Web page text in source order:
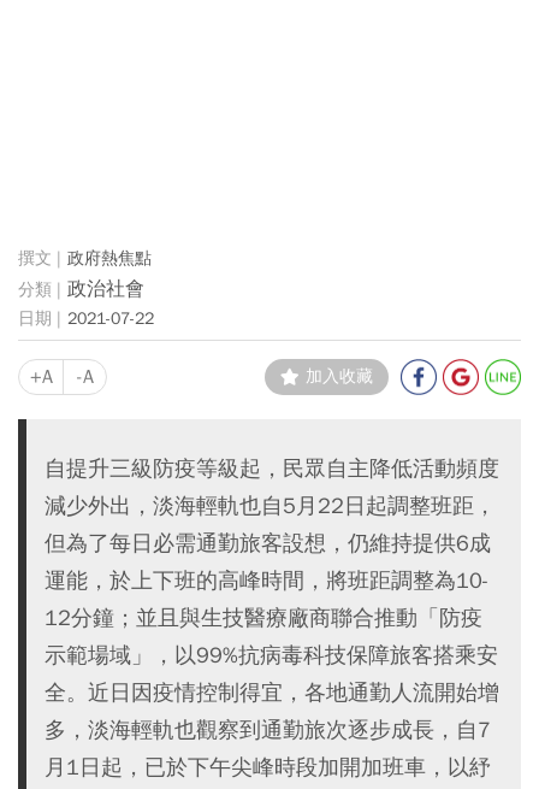
政府熱焦點
政治社會
2021-07-22
+A -A 加入收藏
自提升三級防疫等級起，民眾自主降低活動頻度
減少外出，淡海輕軌也自5月22日起調整班距，
但為了每日必需通勤旅客設想，仍維持提供6成
運能，於上下班的高峰時間，將班距調整為10-
12分鐘；並且與生技醫療廠商聯合推動「防疫
示範場域」，以99%抗病毒科技保障旅客搭乘安
全。近日因疫情控制得宜，各地通勤人流開始增
多，淡海輕軌也觀察到通勤旅次逐步成長，自7
月1日起，已於下午尖峰時段加開加班車，以紓